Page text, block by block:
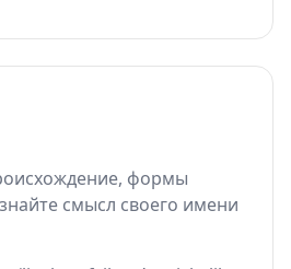
формы
смысл своего имени